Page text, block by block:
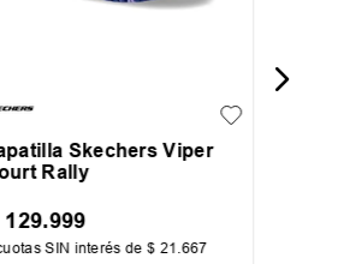
Skechers Viper
Rally
129.999
SIN interés de$ 21.667